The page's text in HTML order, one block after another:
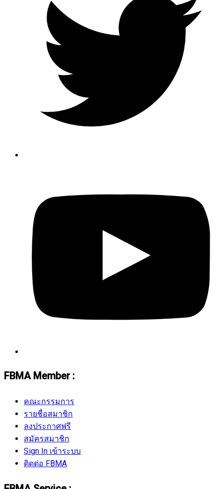
FBMA Member :
คณะกรรมการ
รายชื่อสมาชิก
ลงประกาศฟรี
สมัครสมาชิก
Sign In เข้าระบบ
ติดต่อ FBMA